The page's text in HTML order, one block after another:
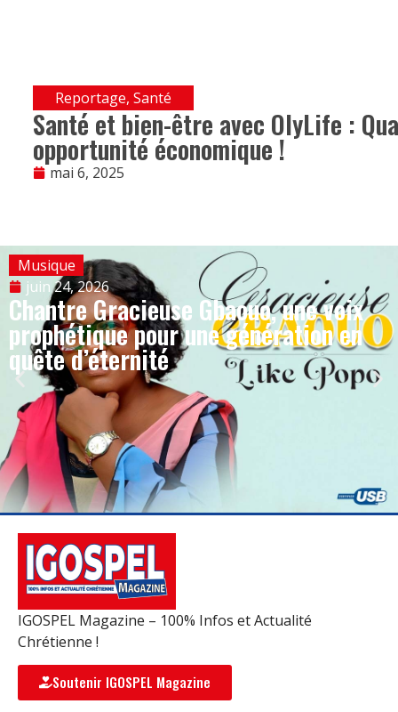
Reportage, Santé
Santé et bien-être avec OlyLife :
opportunité économique !
mai 6, 2025
Musique
juin 24, 2026
Chantre Gracieuse Gbaouo, une voix
prophétique pour une génération en
quête d’éternité
IGOSPEL Magazine – 100% Infos et Actualité
Chrétienne !
Soutenir IGOSPEL Magazine